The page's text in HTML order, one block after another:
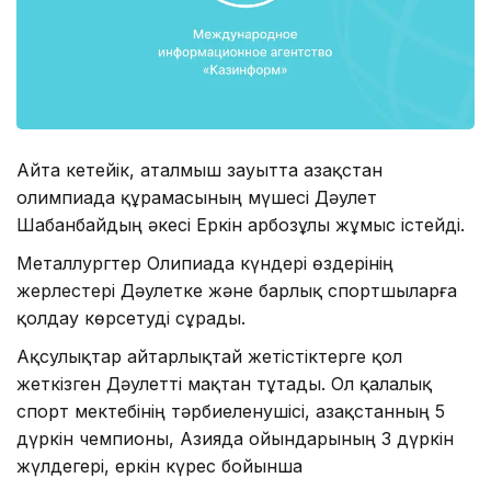
Айта кетейік, аталмыш зауытта Қазақстан
олимпиада құрамасының мүшесі Дәулет
Шабанбайдың әкесі Еркін Қарбозұлы жұмыс істейді.
Металлургтер Олипиада күндері өздерінің
жерлестері Дәулетке және барлық спортшыларға
қолдау көрсетуді сұрады.
Ақсулықтар айтарлықтай жетістіктерге қол
жеткізген Дәулетті мақтан тұтады. Ол қалалық
спорт мектебінің тәрбиеленушісі, Қазақстанның 5
дүркін чемпионы, Азияда ойындарының 3 дүркін
жүлдегері, еркін күрес бойынша